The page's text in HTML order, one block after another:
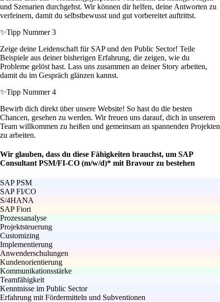
und Szenarien durchgehst. Wir können dir helfen, deine Antworten zu
verfeinern, damit du selbstbewusst und gut vorbereitet auftrittst.
✨Tipp Nummer 3
Zeige deine Leidenschaft für SAP und den Public Sector! Teile
Beispiele aus deiner bisherigen Erfahrung, die zeigen, wie du
Probleme gelöst hast. Lass uns zusammen an deiner Story arbeiten,
damit du im Gespräch glänzen kannst.
✨Tipp Nummer 4
Bewirb dich direkt über unsere Website! So hast du die besten
Chancen, gesehen zu werden. Wir freuen uns darauf, dich in unserem
Team willkommen zu heißen und gemeinsam an spannenden Projekten
zu arbeiten.
Wir glauben, dass du diese Fähigkeiten brauchst, um SAP
Consultant PSM/FI-CO (m/w/d)* mit Bravour zu bestehen
SAP PSM
SAP FI/CO
S/4HANA
SAP Fiori
Prozessanalyse
Projektsteuerung
Customizing
Implementierung
Anwenderschulungen
Kundenorientierung
Kommunikationsstärke
Teamfähigkeit
Kenntnisse im Public Sector
Erfahrung mit Fördermitteln und Subventionen